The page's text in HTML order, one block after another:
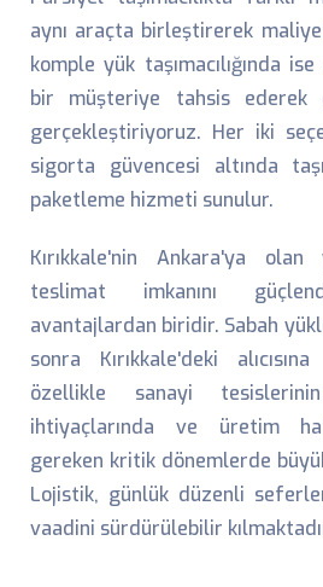
aynı araçta birleştirerek
komple yük taşımacılığında
bir müşteriye tahsis ederek
gerçekleştiriyoruz. Her iki
sigorta güvencesi altında
paketleme hizmeti sunulur.
Kırıkkale'nin Ankara'ya olan
teslimat imkanını
avantajlardan biridir. Sabah
sonra Kırıkkale'deki
özellikle sanayi
ihtiyaçlarında ve üretim
gereken kritik dönemlerde
Lojistik, günlük düzenli
vaadini sürdürülebilir